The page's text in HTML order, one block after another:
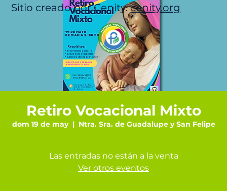
Sitio creado por Cenity.cenity.org
Retiro Vocacional Mixto
dom 19 de may
  |
Ntra. Sra. de Guadalupe y San Felipe
Las entradas no están a la venta
Ver otros eventos